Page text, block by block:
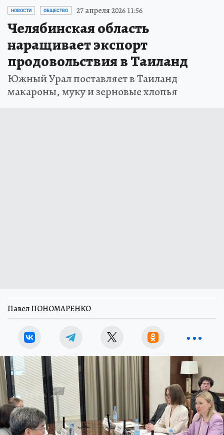
НОВОСТИ ОБЩЕСТВО 27 апреля 2026 11:56
Челябинская область
наращивает экспорт
продовольствия в Таиланд
Южный Урал поставляет в Таиланд
макароны, муку и зерновые хлопья
Павел ПОНОМАРЕНКО